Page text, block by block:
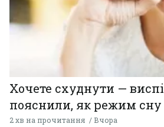
Хочете схуднути —
пояснили, як режим
2 хв на прочитання Вчора